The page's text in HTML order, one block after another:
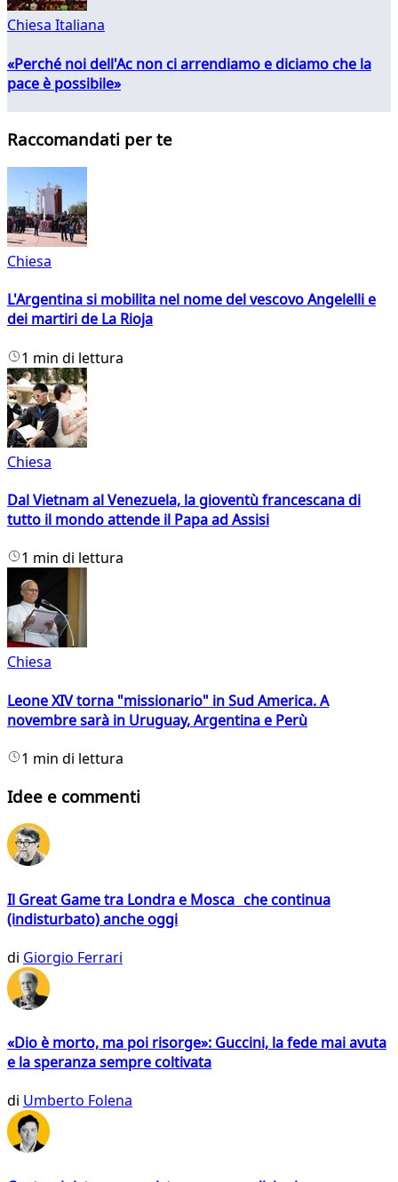
Chiesa Italiana
«Perché noi dell'Ac non ci arrendiamo e diciamo che la
pace è possibile»
Raccomandati per te
Chiesa
L'Argentina si mobilita nel nome del vescovo Angelelli e
dei martiri de La Rioja
1 min di lettura
Chiesa
Dal Vietnam al Venezuela, la gioventù francescana di
tutto il mondo attende il Papa ad Assisi
1 min di lettura
Chiesa
Leone XIV torna "missionario" in Sud America. A
novembre sarà in Uruguay, Argentina e Perù
1 min di lettura
Idee e commenti
Il Great Game tra Londra e Mosca che continua
(indisturbato) anche oggi
di Giorgio Ferrari
«Dio è morto, ma poi risorge»: Guccini, la fede mai avuta
e la speranza sempre coltivata
di Umberto Folena